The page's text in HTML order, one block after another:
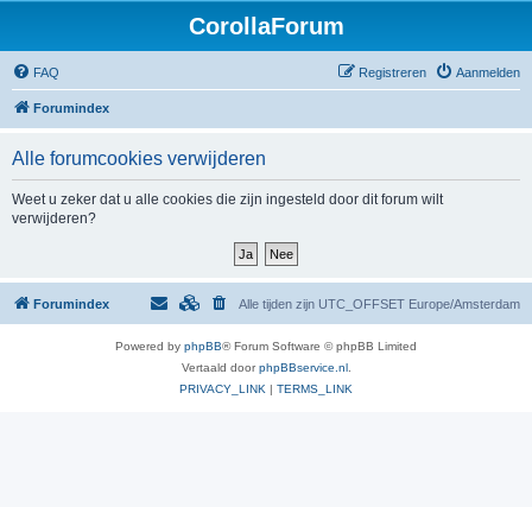
CorollaForum
FAQ Aanmelden
Registreren
Forumindex
Alle forumcookies verwijderen
Weet u zeker dat u alle cookies die zijn ingesteld door dit forum wilt
verwijderen?
Forumindex Alle tijden zijn UTC_OFFSET Europe/Amsterdam
Powered by phpBB® Forum Software © phpBB Limited
Vertaald doorphpBBservice.nl.
PRIVACY_LINK | TERMS_LINK